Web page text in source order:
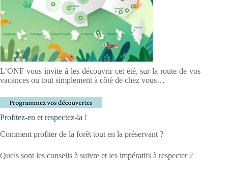
L’ONF vous invite à les découvrir cet été, sur la route de vos
vacances ou tout simplement à côté de chez vous…
Profitez-en et respectez-la !
Comment profiter de la forêt tout en la préservant ?
Quels sont les conseils à suivre et les impératifs à respecter ?